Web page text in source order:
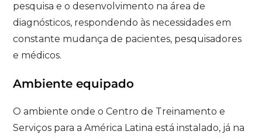
pesquisa e o desenvolvimento na área de
diagnósticos, respondendo às necessidades em
constante mudança de pacientes, pesquisadores
e médicos.
Ambiente equipado
O ambiente onde o Centro de Treinamento e
Serviços para a América Latina está instalado, já na